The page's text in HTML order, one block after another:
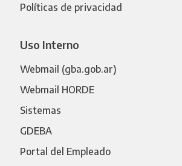
Políticas de privacidad
Uso Interno
Webmail (gba.gob.ar)
Webmail HORDE
Sistemas
GDEBA
Portal del Empleado